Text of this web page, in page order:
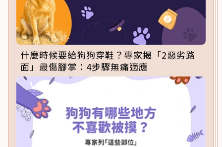
什麼時候要給狗狗穿鞋？專家揭「2惡劣路
面」最傷腳掌：4步驟無痛適應